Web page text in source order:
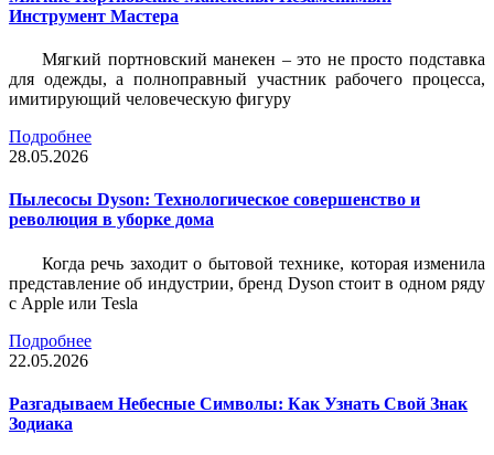
Инструмент Мастера
Мягкий портновский манекен – это не просто подставка
для одежды, а полноправный участник рабочего процесса,
имитирующий человеческую фигуру
Подробнее
28.05.2026
Пылесосы Dyson: Технологическое совершенство и
революция в уборке дома
Когда речь заходит о бытовой технике, которая изменила
представление об индустрии, бренд Dyson стоит в одном ряду
с Apple или Tesla
Подробнее
22.05.2026
Разгадываем Небесные Символы: Как Узнать Свой Знак
Зодиака